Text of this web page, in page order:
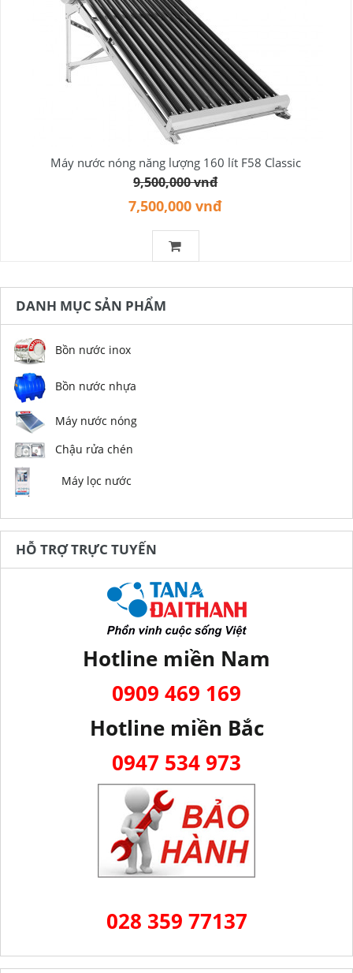
Máy nước nóng năng lượng 160 lít F58 Classic
9,500,000 vnđ
7,500,000 vnđ
DANH MỤC SẢN PHẨM
Bồn nước inox
Bồn nước nhựa
Máy nước nóng
Chậu rửa chén
Máy lọc nước
HỖ TRỢ TRỰC TUYẾN
Hotline miền Nam
0909 469 169
Hotline miền Bắc
0947 534 973
028 359 77137